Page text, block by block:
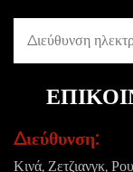
Διεύθυνση:
Κινά, Ζετζιανγκ,